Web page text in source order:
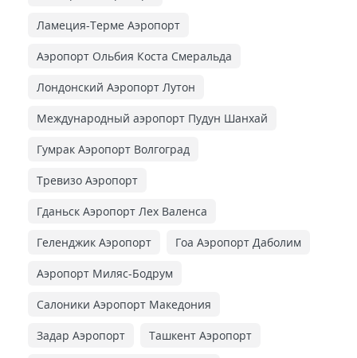
Ламеция-Терме Аэропорт
Аэропорт Ольбия Коста Смеральда
Лондонский Аэропорт Лутон
Международный аэропорт Пудун Шанхай
Гумрак Аэропорт Волгоград
Тревизо Аэропорт
Гданьск Аэропорт Лех Валенса
Геленджик Аэропорт Гоа Аэропорт Даболим
Аэропорт Миляс-Бодрум
Салоники Аэропорт Македония
Задар Аэропорт Ташкент Аэропорт